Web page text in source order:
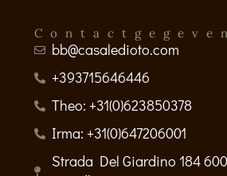
bb@casaledioto.com
+393715646446
Theo: +31(0)623850378
Irma: +31(0)647206001
Strada Del Giardino 184